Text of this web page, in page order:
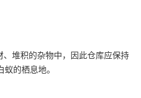
堆积的杂物中，因此仓库应保持
的栖息地。